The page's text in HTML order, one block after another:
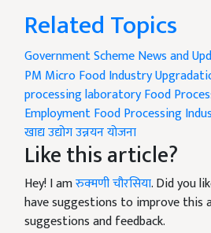
Related Topics
Government Scheme News and
PM Micro Food Industry
processing laboratoryFood
EmploymentFood Processing
खाद्य उद्योग उन्नयन योजना
Like this article?
Hey! I amरुक्मणी चौरसिया. Did you
have suggestions to improve this
suggestions and feedback.